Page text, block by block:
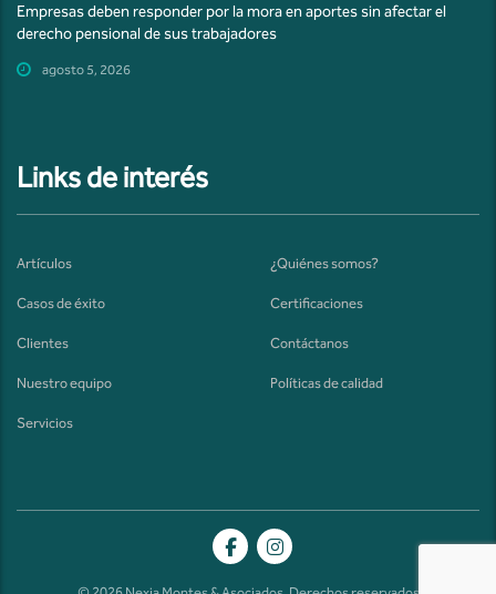
Empresas deben responder por la mora en aportes sin afectar el
derecho pensional de sus trabajadores
agosto 5, 2026
Links de interés
Artículos ¿Quiénes somos?
Casos de éxito Certificaciones
Clientes Contáctanos
Nuestro equipo Políticas de calidad
Servicios